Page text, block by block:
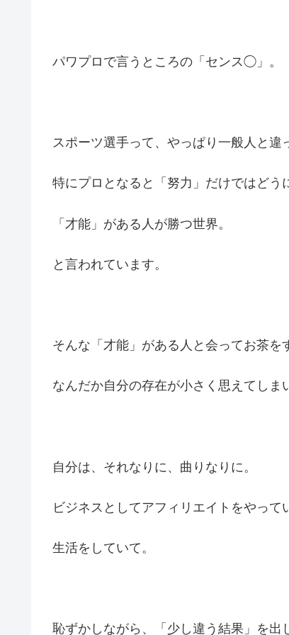
パワプロで言うところの「センス◯」。
スポーツ選手って、やっぱり一般人と違
特にプロとなると「努力」だけではどう
「才能」がある人が勝つ世界。
と言われています。
そんな「才能」がある人と会ってお茶を
なんだか自分の存在が小さく思えてしま
自分は、それなりに、曲りなりに。
ビジネスとしてアフィリエイトをやって
生活をしていて。
恥ずかしながら、「少し違う結果」を出